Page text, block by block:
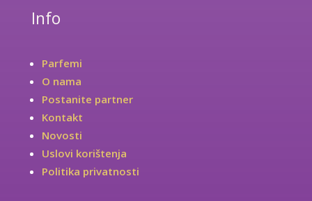
Info
Parfemi
O nama
Postanite partner
Kontakt
Novosti
Uslovi korištenja
Politika privatnosti